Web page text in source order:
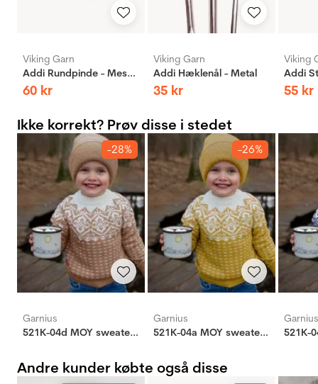
Viking Garn
Addi Rundpinde - Messing
60 kr
Viking Garn
Addi Hæklenål - Metal
35 kr
Viking
55 kr
Ikke korrekt? Prøv disse i stedet
-28%
Garnius
521K-04d MOY sweater mini
-26%
Garnius
521K-04a MOY sweater mini
Garnius
Andre kunder købte også disse